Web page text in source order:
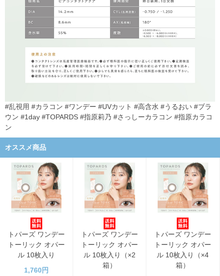
#乱視用 #カラコン #ワンデー #UVカット #高含水 #うるおい #ブラ
ウン #1day #TOPARDS #指原莉乃 #さっしーカラコン #指原カラコ
ン
オススメ商品
トパーズ ワンデー
トーリック オパー
ル 10枚入り
1,760円
トパーズ ワンデー
トーリック オパー
ル 10枚入り（×2
箱）
トパーズ ワンデー
トーリック オパー
ル 10枚入り（×4
箱）